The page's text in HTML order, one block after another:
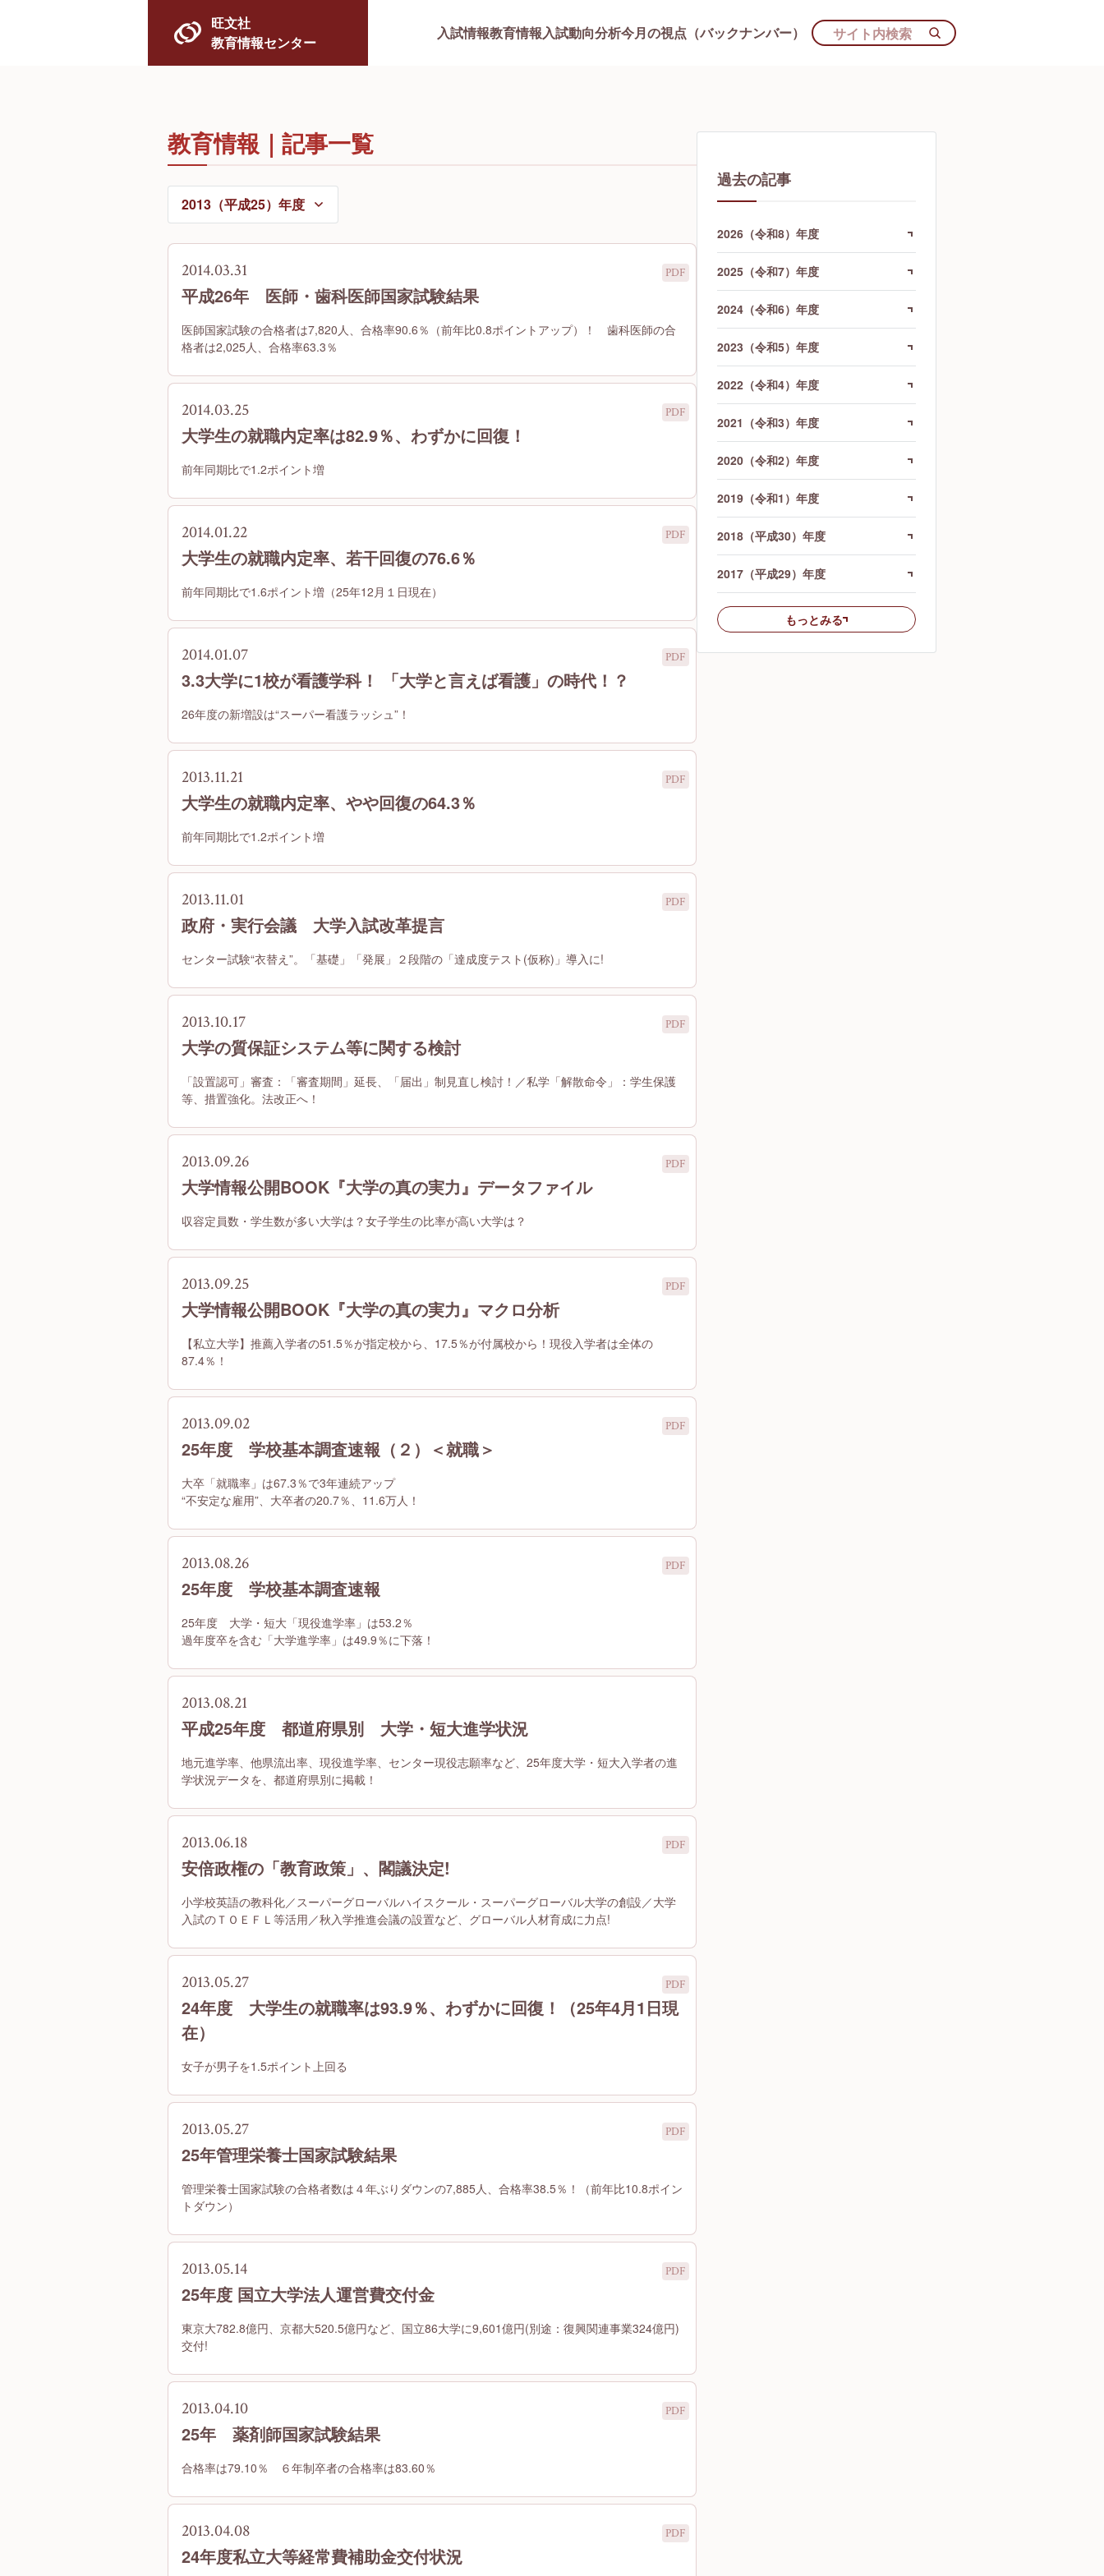
旺文社
教育情報センター
入試情報教育情報入試動向分析今月の視点（バックナンバー）
教育情報｜記事一覧
2014.03.31
平成26年 医師・歯科医師国家試験結果
医師国家試験の合格者は7,820人、合格率90.6％（前年比0.8ポイントアップ）！ 歯科医師の合
格者は2,025人、合格率63.3％
2014.03.25
大学生の就職内定率は82.9％、わずかに回復！
前年同期比で1.2ポイント増
2014.01.22
大学生の就職内定率、若干回復の76.6％
前年同期比で1.6ポイント増（25年12月１日現在）
2014.01.07
3.3大学に1校が看護学科！ 「大学と言えば看護」の時代！？
26年度の新増設は“スーパー看護ラッシュ”！
2013.11.21
大学生の就職内定率、やや回復の64.3％
前年同期比で1.2ポイント増
2013.11.01
政府・実行会議 大学入試改革提言
センター試験“衣替え”。「基礎」「発展」２段階の「達成度テスト(仮称)」導入に!
2013.10.17
大学の質保証システム等に関する検討
「設置認可」審査：「審査期間」延長、「届出」制見直し検討！／私学「解散命令」：学生保護
等、措置強化。法改正へ！
2013.09.26
大学情報公開BOOK『大学の真の実力』データファイル
収容定員数・学生数が多い大学は？女子学生の比率が高い大学は？
2013.09.25
大学情報公開BOOK『大学の真の実力』マクロ分析
【私立大学】推薦入学者の51.5％が指定校から、17.5％が付属校から！現役入学者は全体の
87.4％！
2013.09.02
25年度 学校基本調査速報（２）＜就職＞
大卒「就職率」は67.3％で3年連続アップ
“不安定な雇用”、大卒者の20.7％、11.6万人！
2013.08.26
25年度 学校基本調査速報
25年度 大学・短大「現役進学率」は53.2％
過年度卒を含む「大学進学率」は49.9％に下落！
2013.08.21
平成25年度 都道府県別 大学・短大進学状況
地元進学率、他県流出率、現役進学率、センター現役志願率など、25年度大学・短大入学者の進
学状況データを、都道府県別に掲載！
2013.06.18
安倍政権の「教育政策」、閣議決定!
小学校英語の教科化／スーパーグローバルハイスクール・スーパーグローバル大学の創設／大学
入試のＴＯＥＦＬ等活用／秋入学推進会議の設置など、グローバル人材育成に力点!
2013.05.27
24年度 大学生の就職率は93.9％、わずかに回復！（25年4月1日現
在）
女子が男子を1.5ポイント上回る
2013.05.27
25年管理栄養士国家試験結果
管理栄養士国家試験の合格者数は４年ぶりダウンの7,885人、合格率38.5％！（前年比10.8ポイン
トダウン）
2013.05.14
25年度 国立大学法人運営費交付金
東京大782.8億円、京都大520.5億円など、国立86大学に9,601億円(別途：復興関連事業324億円)
交付!
2013.04.10
25年 薬剤師国家試験結果
合格率は79.10％ ６年制卒者の合格率は83.60％
2013.04.08
24年度私立大等経常費補助金交付状況
過去の記事
2026（令和8）年度
2025（令和7）年度
2024（令和6）年度
2023（令和5）年度
2022（令和4）年度
2021（令和3）年度
2020（令和2）年度
2019（令和1）年度
2018（平成30）年度
2017（平成29）年度
もっとみる